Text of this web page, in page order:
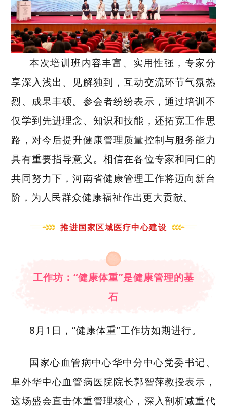
本次培训班内容丰富、实用性强，专家分
享深入浅出、见解独到，互动交流环节气氛热
烈、成果丰硕。参会者纷纷表示，通过培训不
仅学到先进理念、知识和技能，还拓宽工作思
路，对今后提升健康管理质量控制与服务能力
具有重要指导意义。相信在各位专家和同仁的
共同努力下，河南省健康管理工作将迈向新台
阶，为人民群众健康福祉作出更大贡献。
推进国家区域医疗中心建设
工作坊：“健康体重”是健康管理的基
石
8月 1 日，“健康体重”工作坊如期进行。
国家心血管病中心华中分中心党委书记、
阜外华中心血管病医院院长郭智萍教授表示，
这场盛会直击体重管理核心，深入剖析减重代